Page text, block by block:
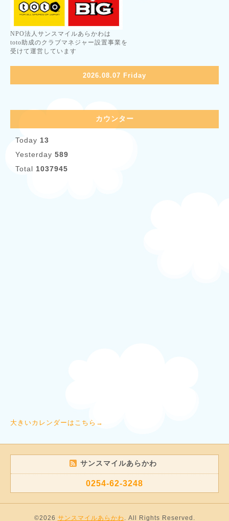
NPO法人サンスマイルあらかわは
toto助成のクラブマネジャー設置事業を
受けて運営しています
2026.08.07 Friday
カウンター
Today 13
Yesterday 589
Total 1037945
大きいカレンダーはこちら→
サンスマイルあらかわ
0254-62-3248
©2026 サンスマイルあらかわ. All Rights Reserved.